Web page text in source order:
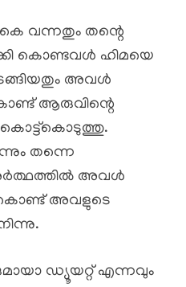
വന്നതും തന്റെ
കൊണ്ടവൾ ഹിമയെ
അവൾ
ആരുവിന്റെ
തന്നെ
അവൾ
അവളുടെ
ഡ്യൂയറ്റ് എന്നവും